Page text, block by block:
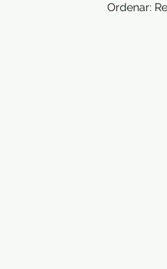
Ordenar: